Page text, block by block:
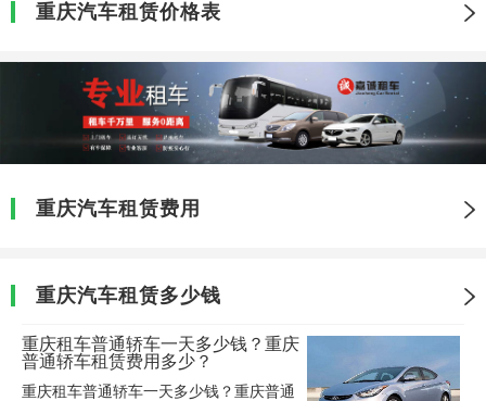
重庆汽车租赁价格表
重庆汽车租赁费用
重庆汽车租赁多少钱
重庆租车普通轿车一天多少钱？重庆
普通轿车租赁费用多少？
重庆租车普通轿车一天多少钱？重庆普通